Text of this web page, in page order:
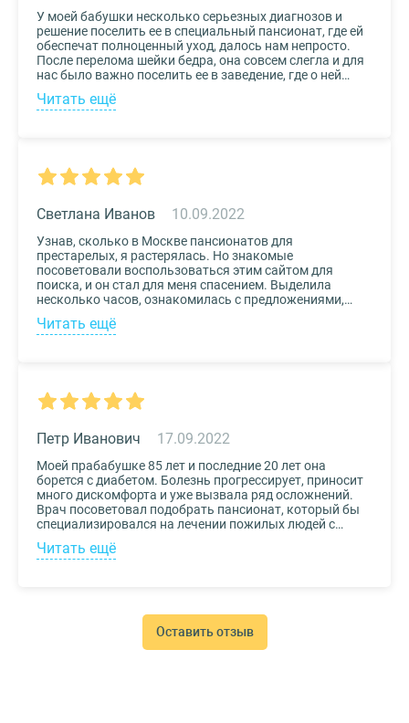
У моей бабушки несколько серьезных диагнозов и
решение поселить ее в специальный пансионат, где ей
обеспечат полноценный уход, далось нам непросто.
После перелома шейки бедра, она совсем слегла и для
нас было важно поселить ее в заведение, где о ней
будут заботиться круглосуточно. Остановили выбор
на реабилитационном центре Медвежьи Озера
Читать ещё
10.09.2022
Светлана Иванов
Узнав, сколько в Москве пансионатов для
престарелых, я растерялась. Но знакомые
посоветовали воспользоваться этим сайтом для
поиска, и он стал для меня спасением. Выделила
несколько часов, ознакомилась с предложениями,
доступными мне по цене и месту расположения и
выбрала два варианта. Связалась с администрацией
Читать ещё
17.09.2022
Петр Иванович
Моей прабабушке 85 лет и последние 20 лет она
борется с диабетом. Болезнь прогрессирует, приносит
много дискомфорта и уже вызвала ряд осложнений.
Врач посоветовал подобрать пансионат, который бы
специализировался на лечении пожилых людей с
диабетом. К выбору заведения подошли со всей
серьезностью, важно было, чтобы за прабабушкой
окружили заботой. Таким заведением оказался
пансионат для пожилых Опека. Находится в Москве, в
соседнем районе, поэтому проведывать дорогого нам
Читать ещё
Оставить отзыв